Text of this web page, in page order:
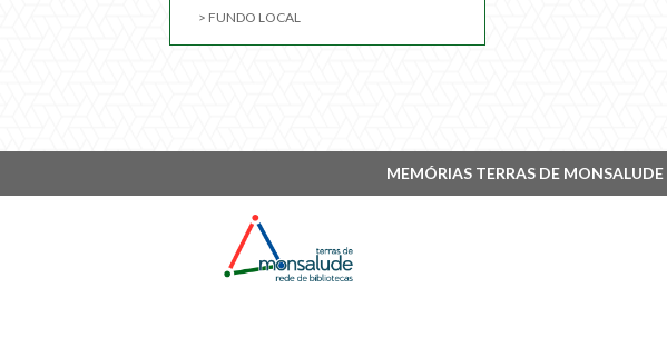
> FUNDO LOCAL
MEMÓRIAS TERRAS DE MONSALUDE